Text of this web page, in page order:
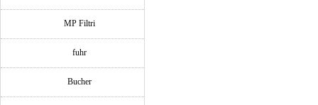
MP Filtri
fuhr
Bucher